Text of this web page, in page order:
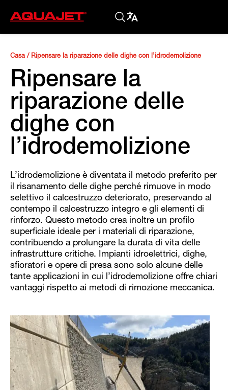
Casa/ Ripensare la riparazione delle dighe con l’idrodemolizione
Ripensare la
riparazione delle
dighe con
l’idrodemolizione
L’idrodemolizione è diventata il metodo preferito per
il risanamento delle dighe perché rimuove in modo
selettivo il calcestruzzo deteriorato, preservando al
contempo il calcestruzzo integro e gli elementi di
rinforzo. Questo metodo crea inoltre un profilo
superficiale ideale per i materiali di riparazione,
contribuendo a prolungare la durata di vita delle
infrastrutture critiche. Impianti idroelettrici, dighe,
sfioratori e opere di presa sono solo alcune delle
tante applicazioni in cui l’idrodemolizione offre chiari
vantaggi rispetto ai metodi di rimozione meccanica.